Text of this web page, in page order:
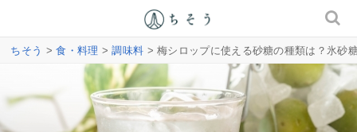
ちそう >食・料理 >調味料 > 梅シロップに使える砂糖の種類は？氷砂